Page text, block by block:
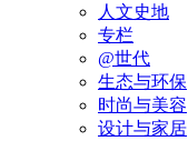
人文史地
专栏
@世代
生态与环保
时尚与美容
设计与家居